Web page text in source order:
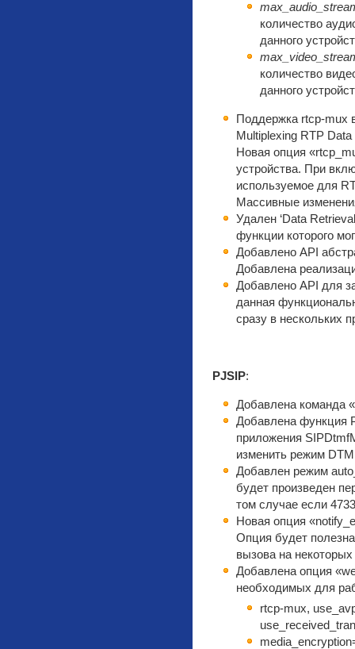
количество
данного
количество
данного
Поддержка rtcp-mux
Multiplexing RTP
Новая опция
устройства. При
используемое для
Массивные
Удален ‘Data
функции которого
Добавлено API
Добавлена
Добавлено API для
данная
сразу в нескольких
PJSIP:
Добавлена команда
Добавлена функция
приложения
изменить режим
Добавлен режим
будет произведен
том случае если
Новая опция
Опция будет
вызова на
Добавлена опция
необходимых для
rtcp-mux,